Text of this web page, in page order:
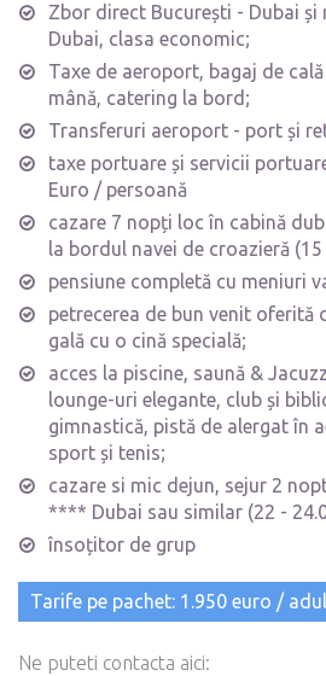
Zbor direct București - Dubai și
Dubai, clasa economic;
Taxe de aeroport, bagaj de
mână, catering la bord;
Transferuri aeroport - port și
taxe portuare și servicii
Euro / persoană
cazare 7 nopți loc în cabină
la bordul navei de croazieră (15
pensiune completă cu meniuri
petrecerea de bun venit oferită
gală cu o cină specială;
acces la piscine, saună &
lounge-uri elegante, club și
gimnastică, pistă de alergat în
sport și tenis;
cazare si mic dejun, sejur 2
**** Dubai sau similar (22 -
însoțitor de grup
Tarife pe pachet: 1.950 euro /
Ne puteti contacta aici: